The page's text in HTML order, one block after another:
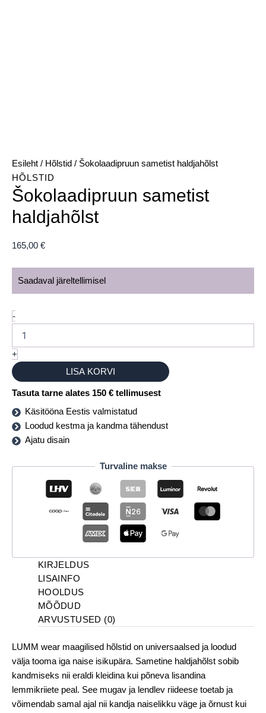
Esileht / Hõlstid / Šokolaadipruun sametist haldjahõlst
HÕLSTID
Šokolaadipruun sametist
haldjahõlst
165,00 €
Saadaval järeltellimisel
-
+
LISA KORVI
Tasuta tarne alates 150 € tellimusest
Käsitööna Eestis valmistatud
Loodud kestma ja kandma tähendust
Ajatu disain
Turvaline makse
KIRJELDUS
LISAINFO
HOOLDUS
MÕÕDUD
ARVUSTUSED (0)
LUMM wear maagilised hõlstid on universaalsed ja loodud
välja tooma iga naise isikupära. Sametine haldjahõlst sobib
kandmiseks nii eraldi kleidina kui põneva lisandina
lemmikriiete peal. See mugav ja lendlev riideese toetab ja
võimendab samal ajal nii kandja naiselikku väge ja õrnust kui